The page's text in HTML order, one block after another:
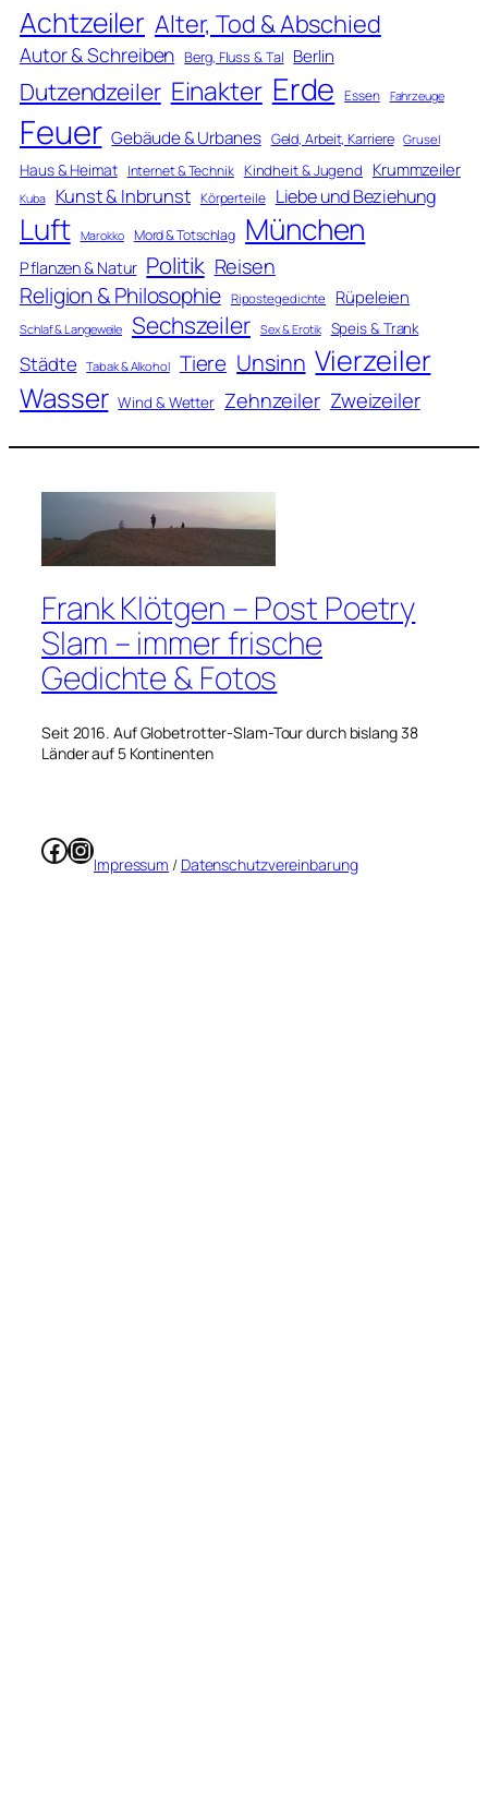
Achtzeiler Alter, Tod & Abschied
Autor & Schreiben Berg, Fluss & Tal Berlin
Dutzendzeiler Einakter Erde Essen Fahrzeuge
Feuer Gebäude & Urbanes Geld, Arbeit, Karriere Grusel
Haus & Heimat Internet & Technik Kindheit & Jugend Krummzeiler
Kuba Kunst & Inbrunst Körperteile Liebe und Beziehung
Luft Marokko Mord & Totschlag München
Pflanzen & Natur Politik Reisen
Religion & Philosophie Ripostegedichte Rüpeleien
Schlaf & Langeweile Sechszeiler Sex & Erotik Speis & Trank
Städte Tabak & Alkohol Tiere Unsinn Vierzeiler
Wasser Wind & Wetter Zehnzeiler Zweizeiler
Frank Klötgen – Post Poetry
Slam – immer frische
Gedichte & Fotos
Seit 2016. Auf Globetrotter-Slam-Tour durch bislang 38
Länder auf 5 Kontinenten
Facebook
Instagram
Impressum / Datenschutzvereinbarung